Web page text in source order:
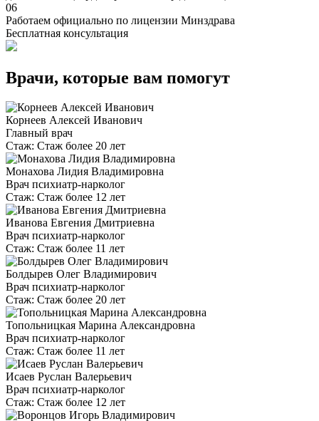
06
Работаем официально по лицензии Минздрава
Бесплатная консультация
Врачи, которые вам помогут
Корнеев Алексей Иванович
Главный врач
Стаж: Стаж более 20 лет
Монахова Лидия Владимировна
Врач психиатр-нарколог
Стаж: Стаж более 12 лет
Иванова Евгения Дмитриевна
Врач психиатр-нарколог
Стаж: Стаж более 11 лет
Болдырев Олег Владимирович
Врач психиатр-нарколог
Стаж: Стаж более 20 лет
Топольницкая Марина Александровна
Врач психиатр-нарколог
Стаж: Стаж более 11 лет
Исаев Руслан Валерьевич
Врач психиатр-нарколог
Стаж: Стаж более 12 лет